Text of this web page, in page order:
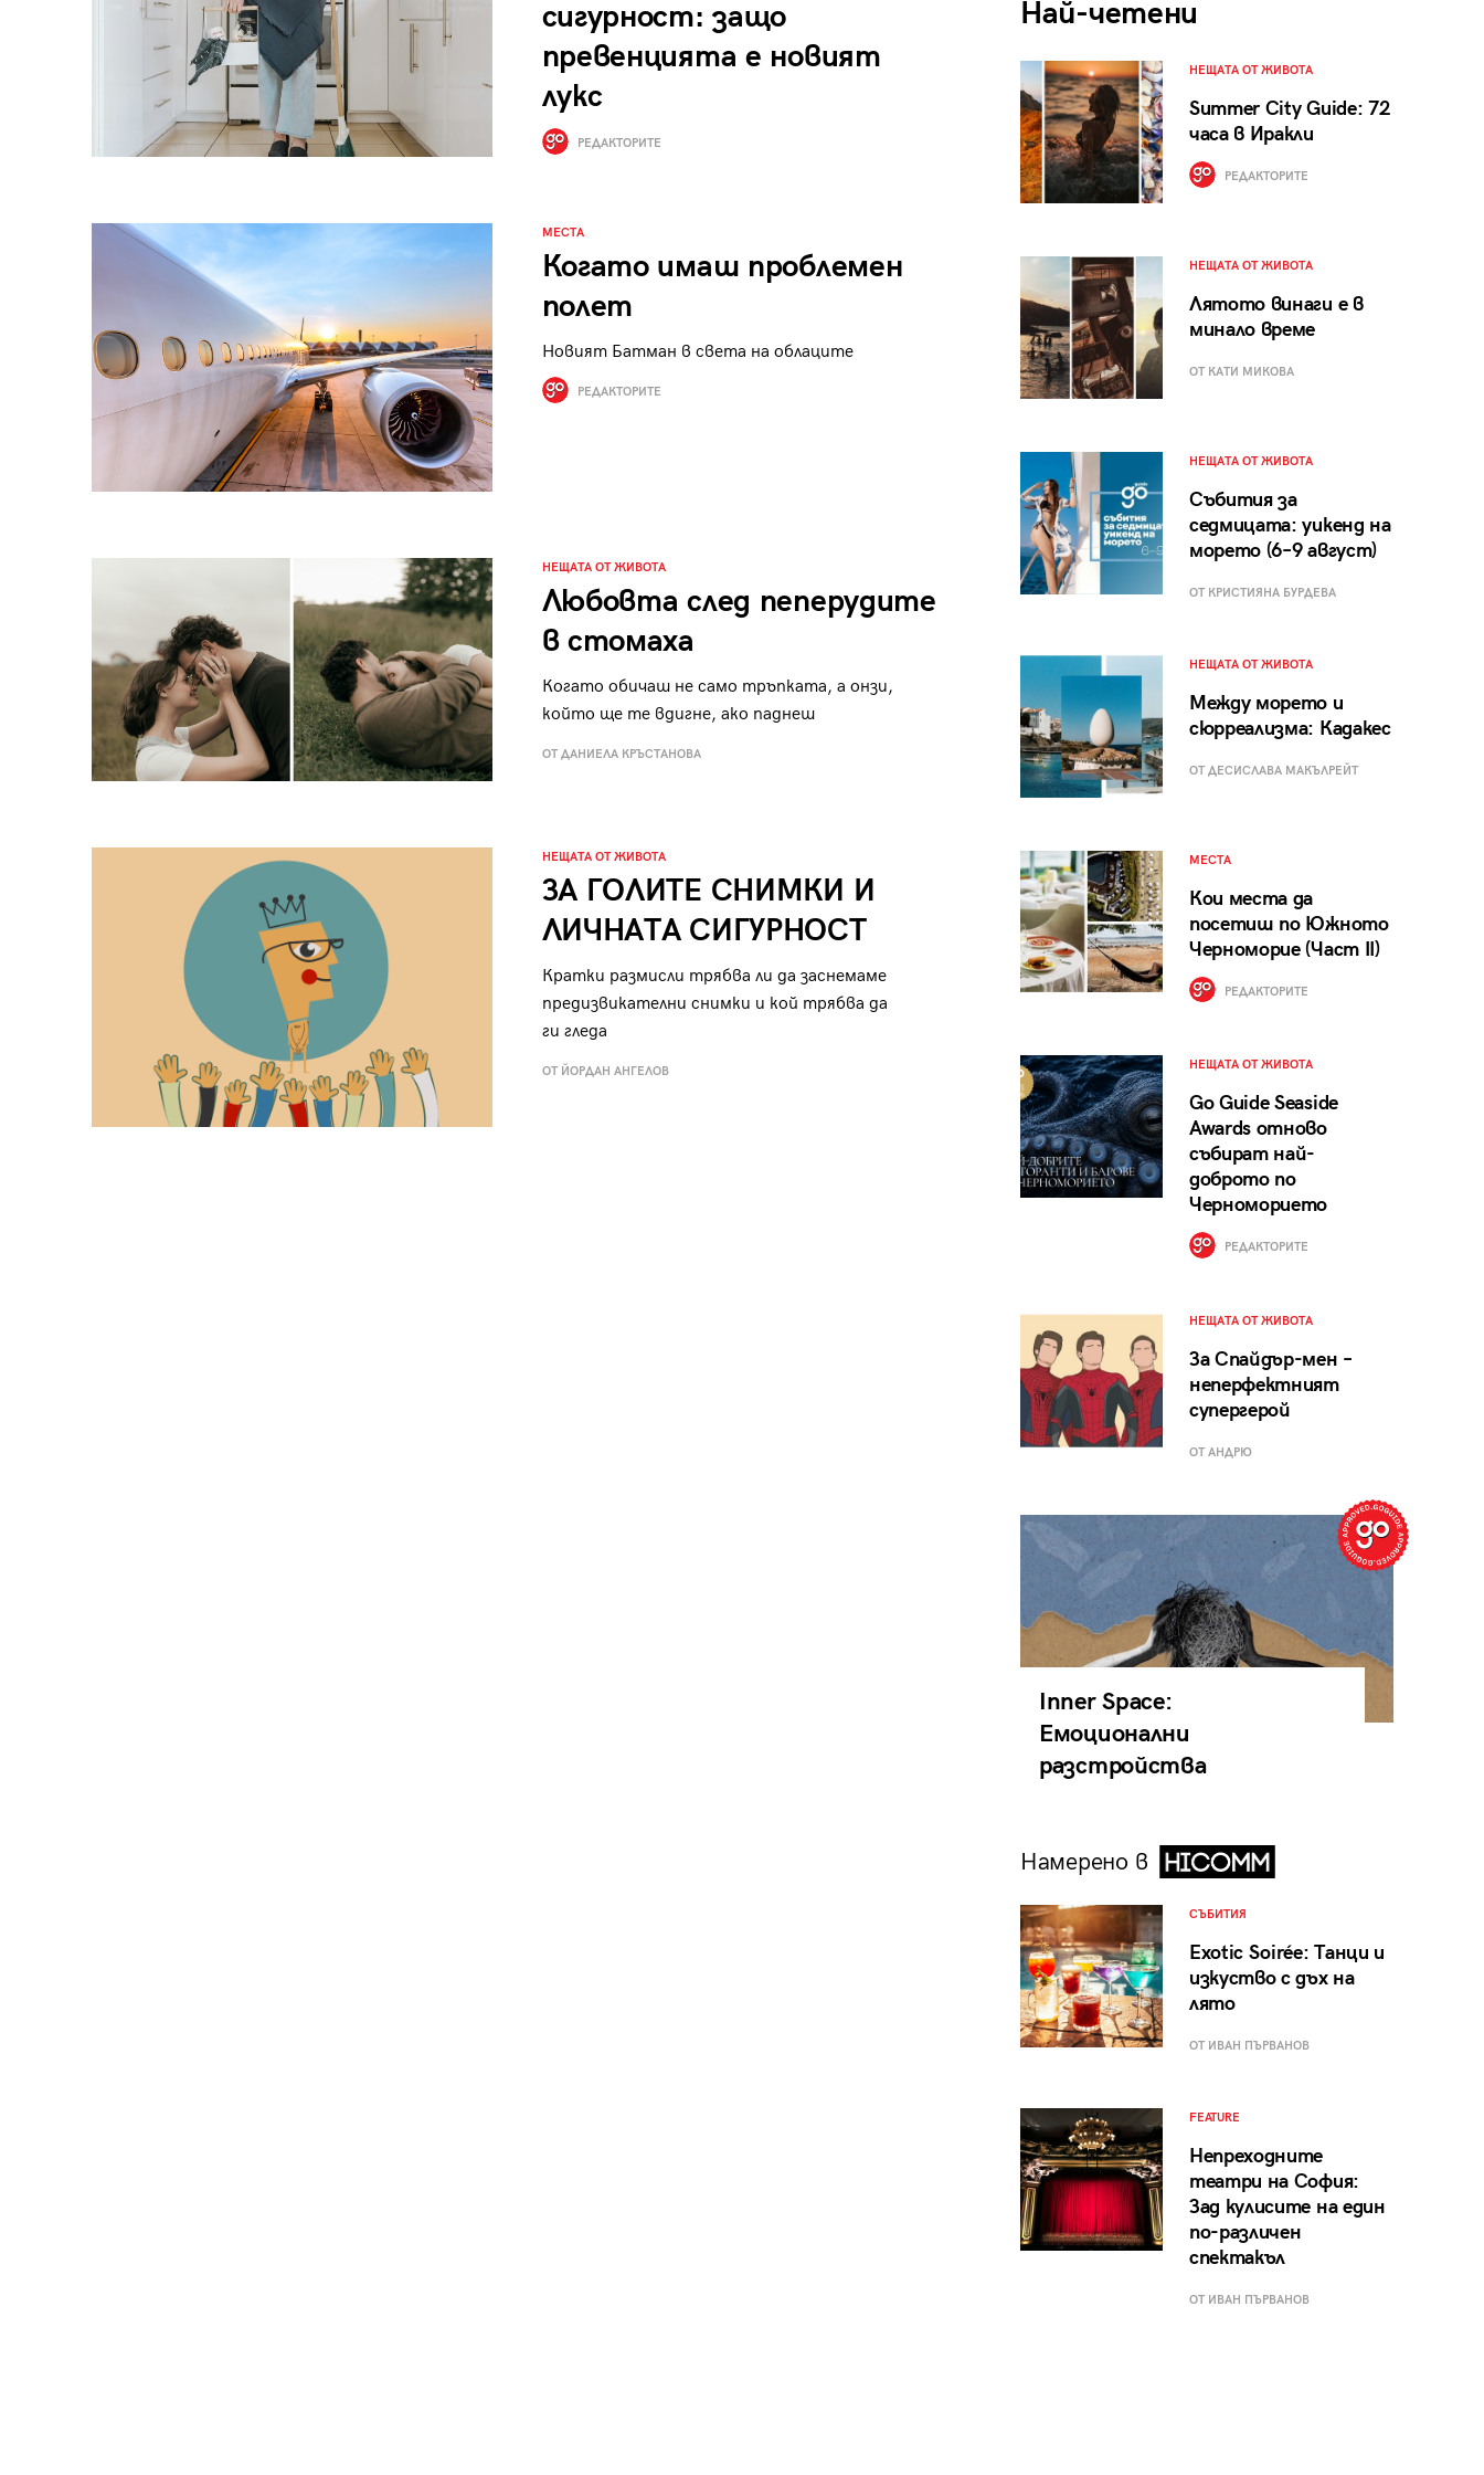
сигурност: защо
превенцията е новият
лукс
РЕДАКТОРИТЕ
МЕСТА
Когато имаш проблемен
полет
Новият Батман в света на облаците
РЕДАКТОРИТЕ
НЕЩАТА ОТ ЖИВОТА
Любовта след пеперудите
в стомаха
Когато обичаш не само тръпката, а онзи,
който ще те вдигне, ако паднеш
ОТ ДАНИЕЛА КРЪСТАНОВА
НЕЩАТА ОТ ЖИВОТА
ЗА ГОЛИТЕ СНИМКИ И
ЛИЧНАТА СИГУРНОСТ
Кратки размисли трябва ли да заснемаме
предизвикателни снимки и кой трябва да
ги гледа
ОТ ЙОРДАН АНГЕЛОВ
Най-четени
НЕЩАТА ОТ ЖИВОТА
Summer City Guide: 72
часа в Иракли
РЕДАКТОРИТЕ
НЕЩАТА ОТ ЖИВОТА
Лятото винаги е в
минало време
ОТ КАТИ МИКОВА
НЕЩАТА ОТ ЖИВОТА
Събития за
седмицата: уикенд на
морето (6–9 август)
ОТ КРИСТИЯНА БУРДЕВА
НЕЩАТА ОТ ЖИВОТА
Между морето и
сюрреализма: Кадакес
ОТ ДЕСИСЛАВА МАКЪЛРЕЙТ
МЕСТА
Кои места да
посетиш по Южното
Черноморие (Част II)
РЕДАКТОРИТЕ
НЕЩАТА ОТ ЖИВОТА
Go Guide Seaside
Awards отново
събират най-
доброто по
Черноморието
РЕДАКТОРИТЕ
НЕЩАТА ОТ ЖИВОТА
За Спайдър-мен –
неперфектният
супергерой
ОТ АНДРЮ
Inner Space:
Емоционални
разстройства
Намерено в
СЪБИТИЯ
Exotic Soirée: Танци и
изкуство с дъх на
лято
ОТ ИВАН ПЪРВАНОВ
FEATURE
Непреходните
театри на София:
Зад кулисите на един
по-различен
спектакъл
ОТ ИВАН ПЪРВАНОВ